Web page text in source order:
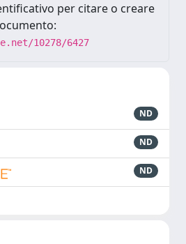
per citare o creare
10278/6427
ND
ND
ND